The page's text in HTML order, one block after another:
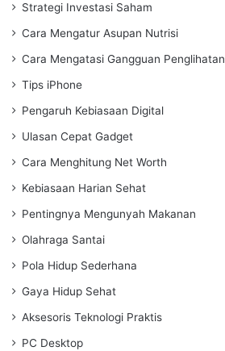
Strategi Investasi Saham
Cara Mengatur Asupan Nutrisi
Cara Mengatasi Gangguan Penglihatan
Tips iPhone
Pengaruh Kebiasaan Digital
Ulasan Cepat Gadget
Cara Menghitung Net Worth
Kebiasaan Harian Sehat
Pentingnya Mengunyah Makanan
Olahraga Santai
Pola Hidup Sederhana
Gaya Hidup Sehat
Aksesoris Teknologi Praktis
PC Desktop